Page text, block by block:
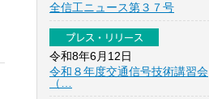
全信工ニュース第３７号
プレス・リリース
令和8年6月12日
令和８年度交通信号技術講習会
（…